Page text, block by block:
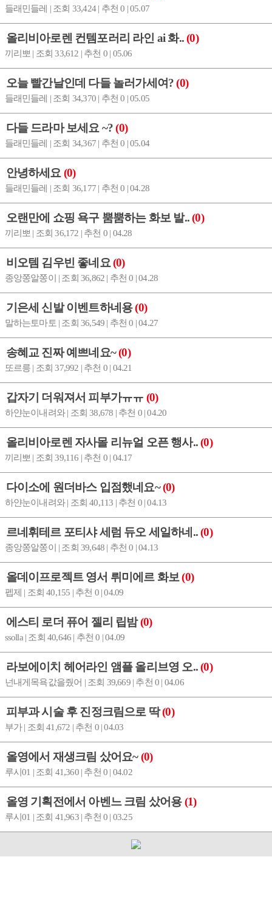
들래민들레 | 조회 33,424 | 추천 0 | 05.07
올리비아로렌 컨템포러리 라인 ai 화..(0)
끼리뽀 | 조회 33,612 | 추천 0 | 05.06
오늘 빨간날인데 다들 놀러가세여?(0)
들래민들레 | 조회 34,370 | 추천 0 | 05.05
다들 드라마 보세요 ~?(0)
들래민들레 | 조회 34,367 | 추천 0 | 05.04
안녕하세요 (0)
들래민들레 | 조회 36,177 | 추천 0 | 04.28
오랜만에 쇼핑 욕구 뿜뿜하는 화보 발..(0)
끼리뽀 | 조회 36,172 | 추천 0 | 04.28
비오템 김우빈 좋네요(0)
종앙쫑알쫑이 | 조회 36,862 | 추천 0 | 04.28
기은세 신발 이벤트하네용(0)
말하는토마토 | 조회 36,549 | 추천 0 | 04.27
송혜교 진짜 예쁘네요~(0)
또르릉 | 조회 37,992 | 추천 0 | 04.21
갑자기 더워져서 피부가ㅠㅠ (0)
하얀눈이내려와 | 조회 38,678 | 추천 0 | 04.20
올리비아로렌 자사몰 리뉴얼 오픈 행사..(0)
끼리뽀 | 조회 39,116 | 추천 0 | 04.17
다이소에 원더바스 입점했네요~(0)
하얀눈이내려와 | 조회 40,113 | 추천 0 | 04.13
르네휘테르 포티샤 세럼 듀오 세일하네..(0)
종앙쫑알쫑이 | 조회 39,648 | 추천 0 | 04.13
올데이프로젝트 영서 뤼미에르 화보(0)
펩제 | 조회 40,155 | 추천 0 | 04.09
에스티 로더 퓨어 젤리 립밤(0)
ssolla | 조회 40,646 | 추천 0 | 04.09
라보에이치 헤어라인 앰플 올리브영 오..(0)
넌내게목욕값을줬어 | 조회 39,669 | 추천 0 | 04.06
피부과 시술 후 진정크림으로 딱(0)
부가 | 조회 41,672 | 추천 0 | 04.03
올영에서 재생크림 샀어요~(0)
루시01 | 조회 41,360 | 추천 0 | 04.02
올영 기획전에서 아벤느 크림 샀어용(1)
루시01 | 조회 41,963 | 추천 0 | 03.25